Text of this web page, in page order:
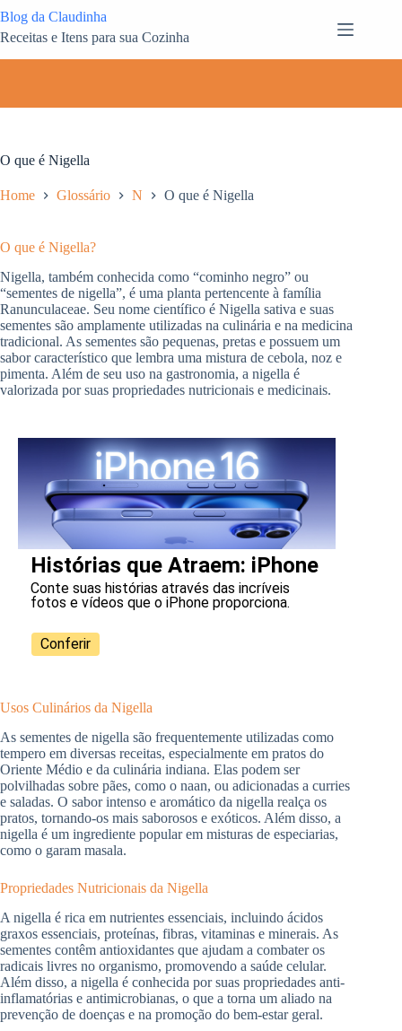
para
o
Blog da Claudinha
Receitas e Itens para sua Cozinha
O que é Nigella
Home Glossário N O que é Nigella
O que é Nigella?
Nigella, também conhecida como “cominho negro” ou
“sementes de nigella”, é uma planta pertencente à família
Ranunculaceae. Seu nome científico é Nigella sativa e suas
sementes são amplamente utilizadas na culinária e na medicina
tradicional. As sementes são pequenas, pretas e possuem um
sabor característico que lembra uma mistura de cebola, noz e
pimenta. Além de seu uso na gastronomia, a nigella é
valorizada por suas propriedades nutricionais e medicinais.
Histórias que Atraem: iPhone
Conte suas histórias através das incríveis
fotos e vídeos que o iPhone proporciona.
Conferir
Usos Culinários da Nigella
As sementes de nigella são frequentemente utilizadas como
tempero em diversas receitas, especialmente em pratos do
Oriente Médio e da culinária indiana. Elas podem ser
polvilhadas sobre pães, como o naan, ou adicionadas a curries
e saladas. O sabor intenso e aromático da nigella realça os
pratos, tornando-os mais saborosos e exóticos. Além disso, a
nigella é um ingrediente popular em misturas de especiarias,
como o garam masala.
Propriedades Nutricionais da Nigella
A nigella é rica em nutrientes essenciais, incluindo ácidos
graxos essenciais, proteínas, fibras, vitaminas e minerais. As
sementes contêm antioxidantes que ajudam a combater os
radicais livres no organismo, promovendo a saúde celular.
Além disso, a nigella é conhecida por suas propriedades anti-
inflamatórias e antimicrobianas, o que a torna um aliado na
prevenção de doenças e na promoção do bem-estar geral.